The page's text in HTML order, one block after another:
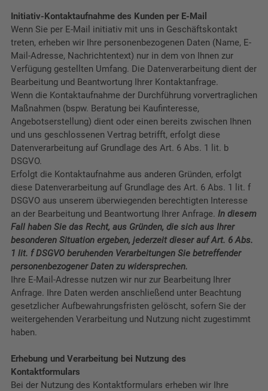
Initiativ-Kontaktaufnahme des Kunden per E-Mail
Wenn Sie per E-Mail initiativ mit uns in Geschäftskontakt
treten, erheben wir Ihre personenbezogenen Daten (Name, E-
Mail-Adresse, Nachrichtentext) nur in dem von Ihnen zur
Verfügung gestellten Umfang. Die Datenverarbeitung dient der
Bearbeitung und Beantwortung Ihrer Kontaktanfrage.
Wenn die Kontaktaufnahme der Durchführung vorvertraglichen
Maßnahmen (bspw. Beratung bei Kaufinteresse,
Angebotserstellung) dient oder einen bereits zwischen Ihnen
und uns geschlossenen Vertrag betrifft, erfolgt diese
Datenverarbeitung auf Grundlage des Art. 6 Abs. 1 lit. b
DSGVO.
Erfolgt die Kontaktaufnahme aus anderen Gründen, erfolgt
diese Datenverarbeitung auf Grundlage des Art. 6 Abs. 1 lit. f
DSGVO aus unserem überwiegenden berechtigten Interesse
an der Bearbeitung und Beantwortung Ihrer Anfrage. In diesem
Fall haben Sie das Recht, aus Gründen, die sich aus Ihrer
besonderen Situation ergeben, jederzeit dieser auf Art. 6 Abs.
1 lit. f DSGVO beruhenden Verarbeitungen Sie betreffender
personenbezogener Daten zu widersprechen.
Ihre E-Mail-Adresse nutzen wir nur zur Bearbeitung Ihrer
Anfrage. Ihre Daten werden anschließend unter Beachtung
gesetzlicher Aufbewahrungsfristen gelöscht, sofern Sie der
weitergehenden Verarbeitung und Nutzung nicht zugestimmt
haben.
Erhebung und Verarbeitung bei Nutzung des
Kontaktformulars
Bei der Nutzung des Kontaktformulars erheben wir Ihre